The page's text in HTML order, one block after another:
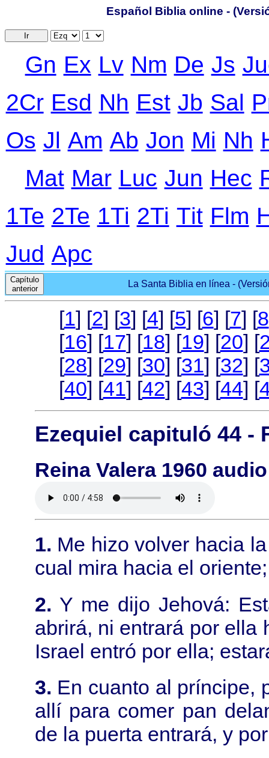
Español Biblia online -
Ir
Gn Ex Lv Nm De Js
2Cr Еsd Nh Еst Jb Sal
Оs Jl Аm Ab Jon Mi Nh
Mat Mar Luc Jun Hec
1Te 2Te 1Ti 2Ti Тit Flm
Jud Apc
Capítulo
anterior
La Santa Biblia en línea -
[1] [2] [3] [4] [5] [6] [7] [8
[16] [17] [18] [19] [20] [
[28] [29] [30] [31] [32] [
[40] [41] [42] [43] [44] [
Ezequiel capituló 44 -
Reina Valera 1960
1. Me hizo volver hacia
cual mira hacia el
2. Y me dijo Jehová:
abrirá, ni entrará por ella
Israel entró por ella;
3. En cuanto al príncipe,
allí para comer pan
de la puerta entrará, y